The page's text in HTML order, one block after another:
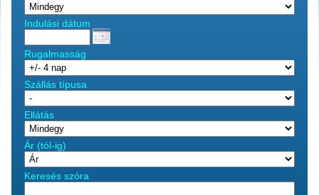
Indulási dátum
Rugalmasság
Szállás típusa
Ellátás
Ár (tól-ig)
Keresés szóra